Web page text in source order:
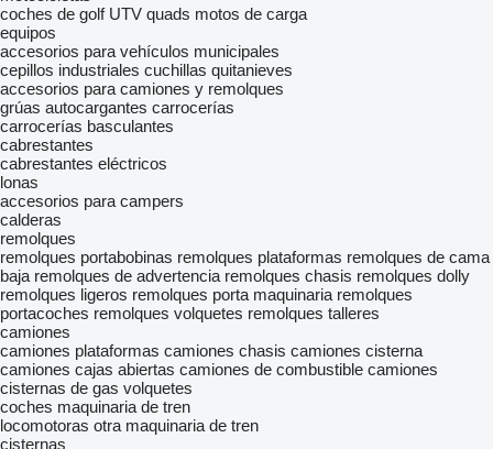
coches de golf UTV quads motos de carga
equipos
accesorios para vehículos municipales
cepillos industriales cuchillas quitanieves
accesorios para camiones y remolques
grúas autocargantes carrocerías
carrocerías basculantes
cabrestantes
cabrestantes eléctricos
lonas
accesorios para campers
calderas
remolques
remolques portabobinas remolques plataformas remolques de cama
baja remolques de advertencia remolques chasis remolques dolly
remolques ligeros remolques porta maquinaria remolques
portacoches remolques volquetes remolques talleres
camiones
camiones plataformas camiones chasis camiones cisterna
camiones cajas abiertas camiones de combustible camiones
cisternas de gas volquetes
coches maquinaria de tren
locomotoras otra maquinaria de tren
cisternas